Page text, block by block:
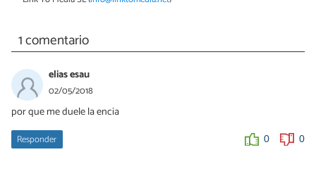
1 comentario
elias esau
02/05/2018
por que me duele la encia
Responder 0 0